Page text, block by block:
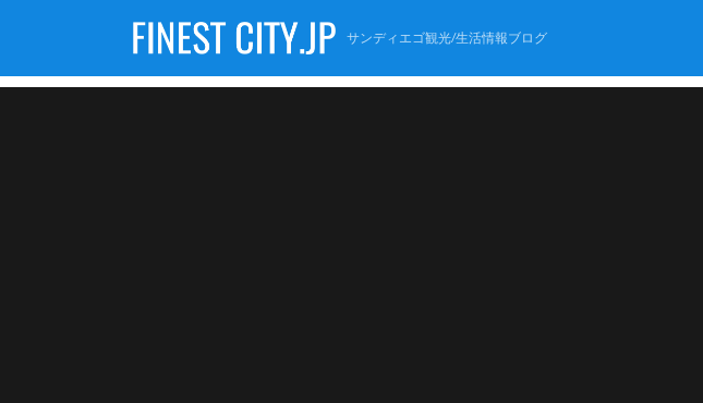
サンディエゴ観光/生活情報ブログ